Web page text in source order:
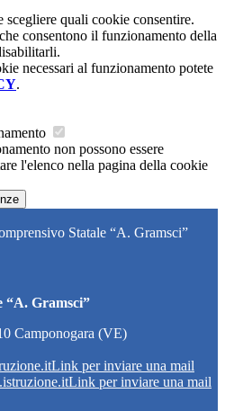
scegliere quali cookie consentire.
consentono il funzionamento della
necessari al funzionamento potete
.
non possono essere
l'elenco nella pagina della cookie
Statale “A. Gramsci”
“A. Gramsci”
Camponogara (VE)
Link per inviare una mail
Link per inviare una mail